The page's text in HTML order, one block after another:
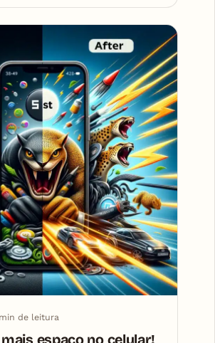
de leitura
espaço no celular!